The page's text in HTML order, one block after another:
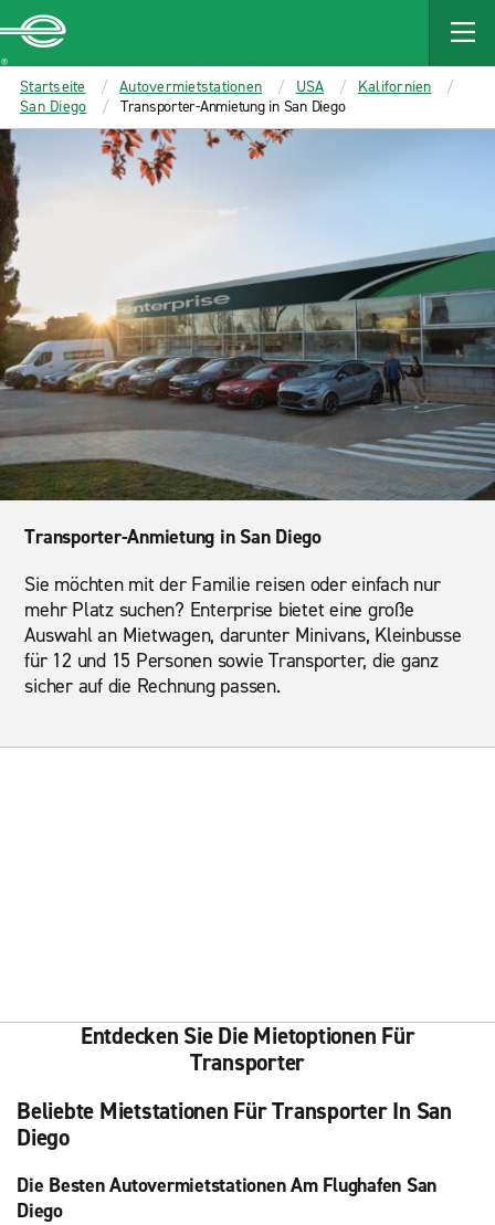
MAIN
CONTENT
Enterprise
Startseite Autovermietstationen USA
Kalifornien
San Diego
Transporter-Anmietung in San Diego
Transporter-Anmietung in San Diego
Sie möchten mit der Familie reisen oder einfach nur
mehr Platz suchen? Enterprise bietet eine große
Auswahl an Mietwagen, darunter Minivans, Kleinbusse
für 12 und 15 Personen sowie Transporter, die ganz
sicher auf die Rechnung passen.
Entdecken Sie Die Mietoptionen Für
Transporter
Beliebte Mietstationen Für Transporter In San
Diego
Die Besten Autovermietstationen Am Flughafen San
Diego